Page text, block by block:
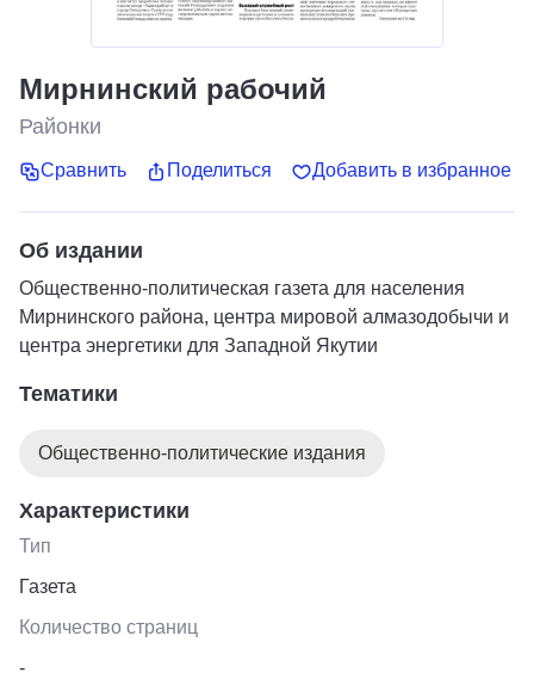
Мирнинский рабочий
Районки
Сравнить Поделиться Добавить в избранное
Об издании
Общественно-политическая газета для населения
Мирнинского района, центра мировой алмазодобычи и
центра энергетики для Западной Якутии
Тематики
Общественно-политические издания
Характеристики
Тип
Газета
Количество страниц
-